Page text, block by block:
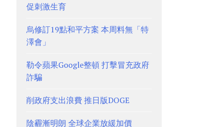
促刺激生育
烏修訂19點和平方案 本周料無「特
澤會」
勒令蘋果Google整頓 打擊冒充政府
詐騙
削政府支出浪費 推日版DOGE
陰霾漸明朗 全球企業放緩加價